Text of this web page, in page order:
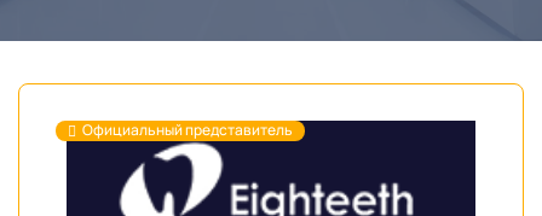
Официальный представитель